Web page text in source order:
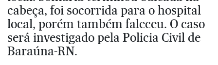
cabeça, foi socorrida para o hospital
local, porém também faleceu. O caso
será investigado pela Policia Civil de
Baraúna-RN.